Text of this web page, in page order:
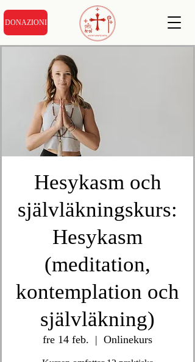
DONAZIONI
Hesykasm och
självläkningskurs:
Hesykasm
(meditation,
kontemplation och
självläkning)
fre 14 feb.
  |
Onlinekurs